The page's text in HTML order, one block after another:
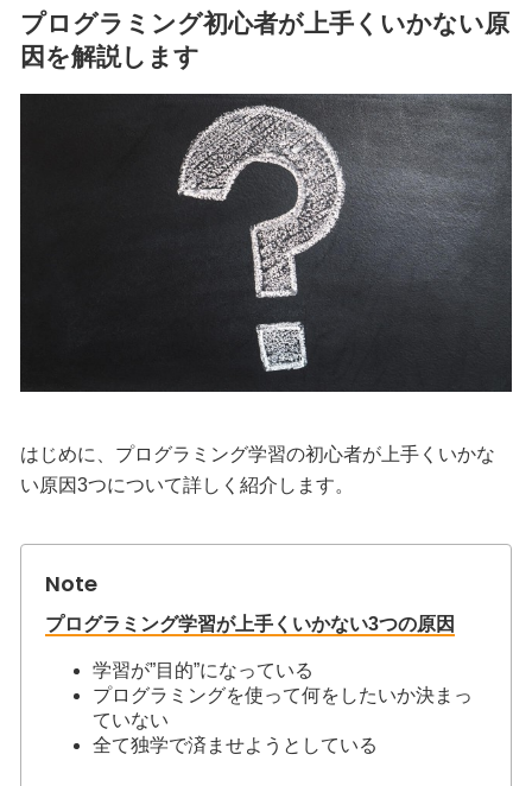
プログラミング初心者が上手くいかない原
因を解説します
はじめに、プログラミング学習の初心者が上手くいかな
い原因3つについて詳しく紹介します。
プログラミング学習が上手くいかない3つの原因
学習が”目的”になっている
プログラミングを使って何をしたいか決まっ
ていない
全て独学で済ませようとしている